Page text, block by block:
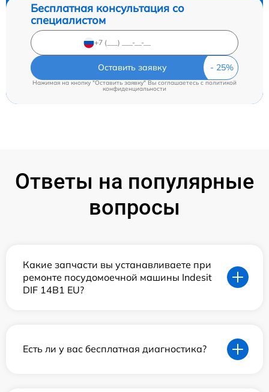
Бесплатная консультация со
специалистом
Оставить заявку
Нажимая на кнопку "Оставить заявку" Вы соглашаетесь cполитикой
конфиденциальности
Ответы на популярные
вопросы
Какие запчасти вы устанавливаете при
ремонте посудомоечной машины Indesit
DIF 14B1 EU?
Есть ли у вас бесплатная диагностика?